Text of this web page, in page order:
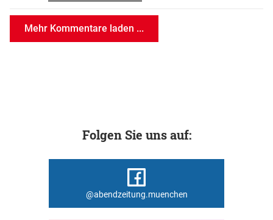
Mehr Kommentare laden ...
Folgen Sie uns auf:
@abendzeitung.muenchen